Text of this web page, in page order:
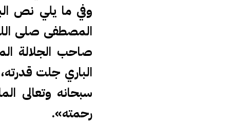
وفي ما يلي نص
المصطفى صلى
صاحب الجلالة
الباري جلت
سبحانه وتعالى
رحمته».